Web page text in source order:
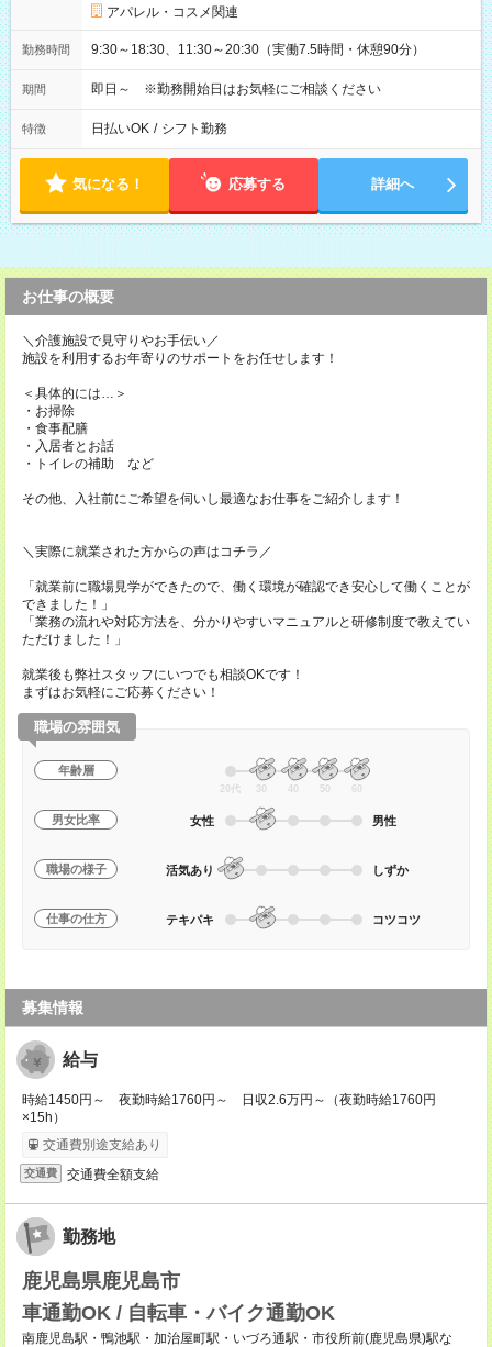
アパレル・コスメ関連
勤務時間 9:30～18:30、11:30～20:30（実働7.5時間・休憩90分）
期間 即日～ ※勤務開始日はお気軽にご相談ください
特徴 日払いOK / シフト勤務
気になる！ 応募する 詳細へ
お仕事の概要
＼介護施設で見守りやお手伝い／
施設を利用するお年寄りのサポートをお任せします！
＜具体的には…＞
・お掃除
・食事配膳
・入居者とお話
・トイレの補助 など
その他、入社前にご希望を伺いし最適なお仕事をご紹介します！
＼実際に就業された方からの声はコチラ／
「就業前に職場見学ができたので、働く環境が確認でき安心して働くことが
できました！」
「業務の流れや対応方法を、分かりやすいマニュアルと研修制度で教えてい
ただけました！」
就業後も弊社スタッフにいつでも相談OKです！
まずはお気軽にご応募ください！
職場の雰囲気
年齢層
20代 30 40 50 60
男女比率 女性 男性
職場の様子 活気あり しずか
仕事の仕方 テキパキ コツコツ
募集情報
給与
時給1450円～ 夜勤時給1760円～ 日収2.6万円～（夜勤時給1760円
×15h）
交通費別途支給あり
交通費 交通費全額支給
勤務地
鹿児島県鹿児島市
車通勤OK / 自転車・バイク通勤OK
南鹿児島駅・鴨池駅・加治屋町駅・いづろ通駅・市役所前(鹿児島県)駅な